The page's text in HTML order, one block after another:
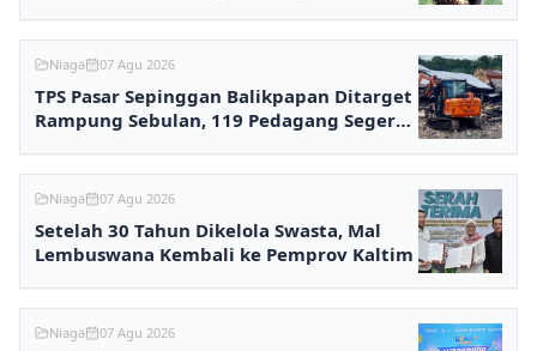
Niaga 07 Agu 2026
TPS Pasar Sepinggan Balikpapan Ditarget
Rampung Sebulan, 119 Pedagang Segera
Niaga 07 Agu 2026
Setelah 30 Tahun Dikelola Swasta, Mal
Lembuswana Kembali ke Pemprov Kaltim
Niaga 07 Agu 2026